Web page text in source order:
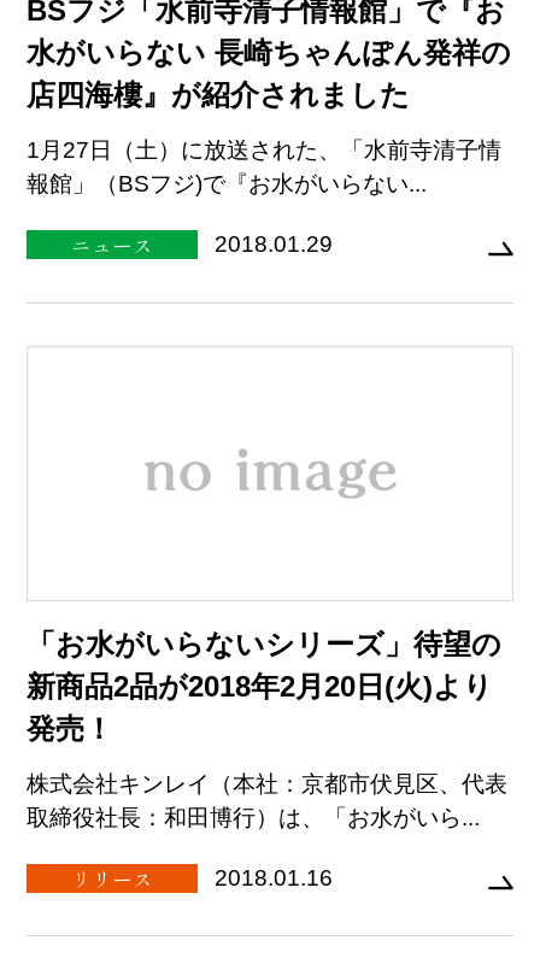
BSフジ「水前寺清子情報館」で『お
水がいらない 長崎ちゃんぽん発祥の
店四海樓』が紹介されました
1月27日（土）に放送された、「水前寺清子情
報館」（BSフジ)で『お水がいらない...
ニュース 2018.01.29
「お水がいらないシリーズ」待望の
新商品2品が2018年2月20日(火)より
発売！
株式会社キンレイ（本社：京都市伏見区、代表
取締役社長：和田博行）は、「お水がいら...
リリース 2018.01.16